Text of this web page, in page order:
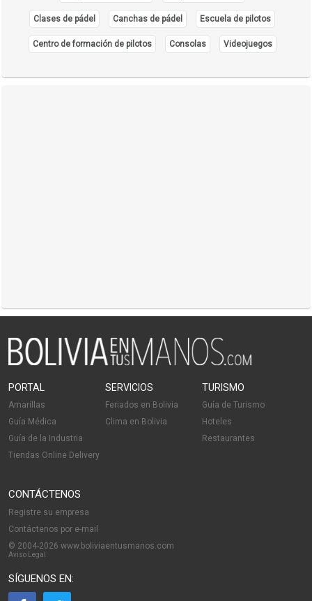
Clases de pádel Canchas de pádel Escuela de pilotos
Centro de formación de pilotos Consolas Videojuegos
PORTAL
Amarillas
Guía Médica
Guía de la Industria
Tiendas Online Delivery
SERVICIOS
Feriados en Bolivia
Clima en Bolivia
TURISMO
Guía de Turismo
Hoteles
Restaurantes
CONTÁCTENOS
Registre su empresa
Contáctenos por e-mail
© 2004-2026 www.boliviaentusmanos.com
Aviso Legal
SÍGUENOS EN: